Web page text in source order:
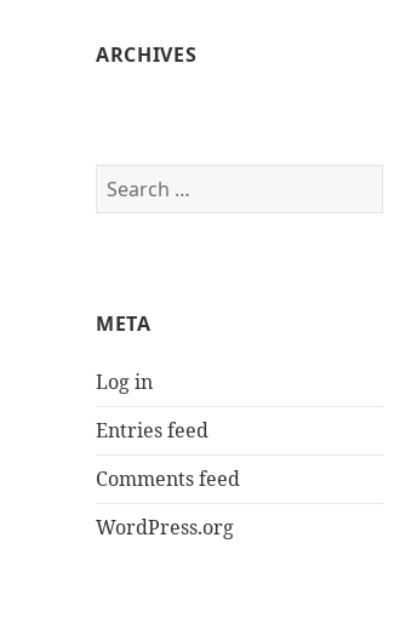
ARCHIVES
Search
for:
META
Log in
Entries feed
Comments feed
WordPress.org